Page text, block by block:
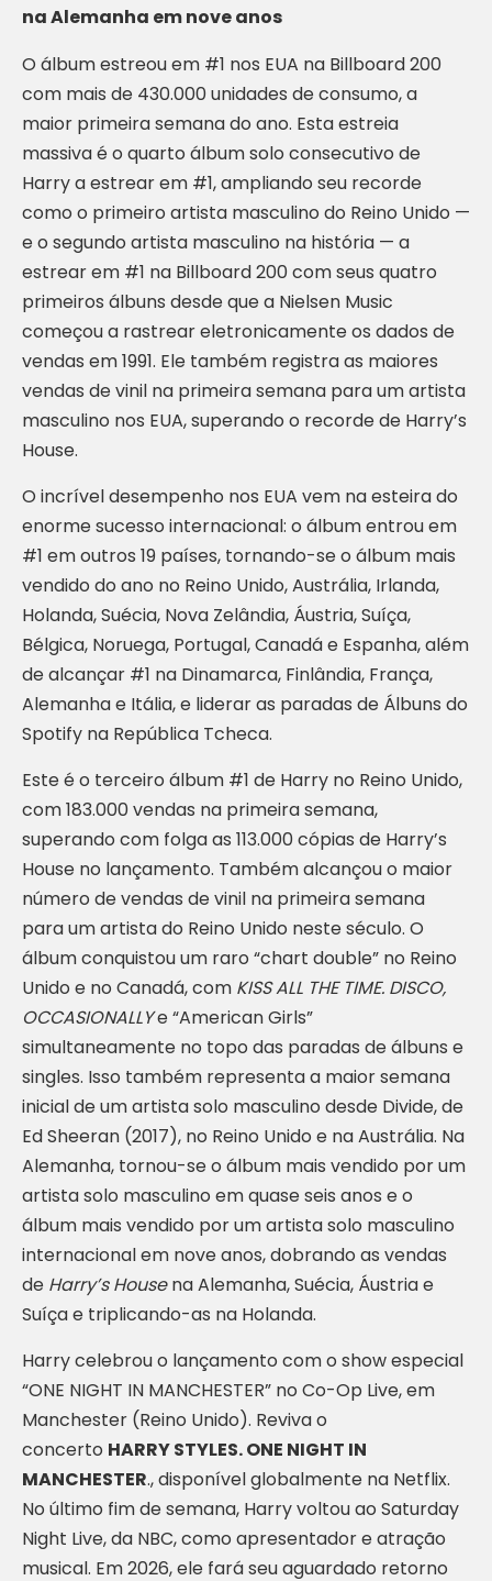
na Alemanha em nove anos
O álbum estreou em #1 nos EUA na Billboard 200
com mais de 430.000 unidades de consumo, a
maior primeira semana do ano. Esta estreia
massiva é o quarto álbum solo consecutivo de
Harry a estrear em #1, ampliando seu recorde
como o primeiro artista masculino do Reino Unido —
e o segundo artista masculino na história — a
estrear em #1 na Billboard 200 com seus quatro
primeiros álbuns desde que a Nielsen Music
começou a rastrear eletronicamente os dados de
vendas em 1991. Ele também registra as maiores
vendas de vinil na primeira semana para um artista
masculino nos EUA, superando o recorde de Harry’s
House.
O incrível desempenho nos EUA vem na esteira do
enorme sucesso internacional: o álbum entrou em
#1 em outros 19 países, tornando-se o álbum mais
vendido do ano no Reino Unido, Austrália, Irlanda,
Holanda, Suécia, Nova Zelândia, Áustria, Suíça,
Bélgica, Noruega, Portugal, Canadá e Espanha, além
de alcançar #1 na Dinamarca, Finlândia, França,
Alemanha e Itália, e liderar as paradas de Álbuns do
Spotify na República Tcheca.
Este é o terceiro álbum #1 de Harry no Reino Unido,
com 183.000 vendas na primeira semana,
superando com folga as 113.000 cópias de Harry’s
House no lançamento. Também alcançou o maior
número de vendas de vinil na primeira semana
para um artista do Reino Unido neste século. O
álbum conquistou um raro “chart double” no Reino
Unido e no Canadá, com KISS ALL THE TIME. DISCO,
OCCASIONALLYe “American Girls”
simultaneamente no topo das paradas de álbuns e
singles. Isso também representa a maior semana
inicial de um artista solo masculino desde Divide, de
Ed Sheeran (2017), no Reino Unido e na Austrália. Na
Alemanha, tornou-se o álbum mais vendido por um
artista solo masculino em quase seis anos e o
álbum mais vendido por um artista solo masculino
internacional em nove anos, dobrando as vendas
de Harry’s Housena Alemanha, Suécia, Áustria e
Suíça e triplicando-as na Holanda.
Harry celebrou o lançamento com o show especial
“ONE NIGHT IN MANCHESTER” no Co-Op Live, em
Manchester (Reino Unido). Reviva o
concerto HARRY STYLES. ONE NIGHT IN
MANCHESTER., disponível globalmente na Netflix.
No último fim de semana, Harry voltou ao Saturday
Night Live, da NBC, como apresentador e atração
musical. Em 2026, ele fará seu aguardado retorno